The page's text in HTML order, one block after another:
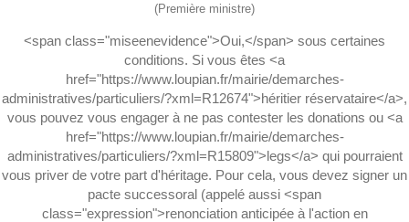
(Première ministre)
<span class="miseenevidence">Oui,</span> sous certaines
conditions. Si vous êtes <a
href="https://www.loupian.fr/mairie/demarches-
administratives/particuliers/?xml=R12674">héritier réservataire</a>,
vous pouvez vous engager à ne pas contester les donations ou <a
href="https://www.loupian.fr/mairie/demarches-
administratives/particuliers/?xml=R15809">legs</a> qui pourraient
vous priver de votre part d'héritage. Pour cela, vous devez signer un
pacte successoral (appelé aussi <span
class="expression">renonciation anticipée à l'action en